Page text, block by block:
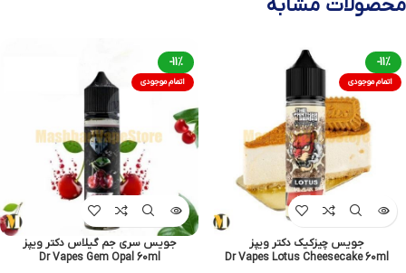
محصولات مشابه
-11%
اتمام موجودی
جویس چیزکیک دکتر ویپز
Dr Vapes Lotus Cheesecake 60ml
-11%
اتمام موجودی
جویس سری جم گیلاس دکتر ویپز
Dr Vapes Gem Opal 60ml